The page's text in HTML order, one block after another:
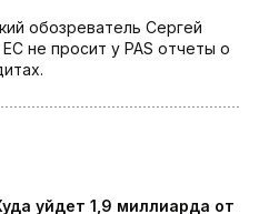
обозреватель Сергей
ЕС не просит у PAS отчеты о
уйдет 1,9 миллиарда от